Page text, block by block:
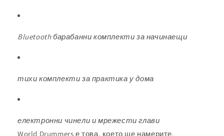
Bluetooth барабанни комплекти за начинаещи
тихи комплекти за практика у дома
електронни чинели и мрежести глави
World Drummers е това, което ще намерите.